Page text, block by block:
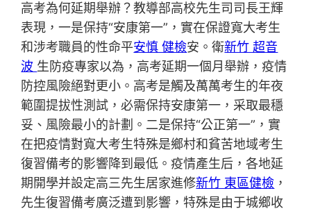
高考為何延期舉辦？教導部高校先生司司長王輝
表現，一是保持“安康第一”，實在保證寬大考生
和涉考職員的性命平安慎 健檢安。衛新竹 超音
波 生防疫專家以為，高考延期一個月舉辦，疫情
防控風險絕對更小。高考是觸及萬萬考生的年夜
範圍提拔性測試，必需保持安康第一，采取最穩
妥、風險最小的計劃。二是保持“公正第一”，實
在把疫情對寬大考生特殊是鄉村和貧苦地域考生
復習備考的影響降到最低。疫情產生后，各地延
期開學并設定高三先生居家進修新竹 東區健檢 ，
先生復習備考廣泛遭到影響，特殊是由于城鄉收